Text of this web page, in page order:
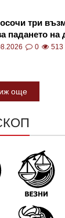
три
падането на
0 513
още